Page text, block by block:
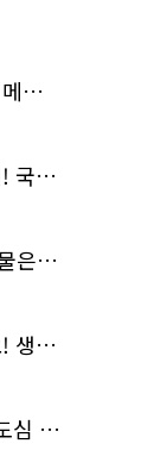
주황색 리본 따라 한강부터 메타세쿼이아 숲길까지…서울둘레길 15코스
폭염 속 피어난 진분홍 물결! 국립중앙박물관 배롱나무 명소
나의 마음을 사로잡은 건축물은? '서울시 건축상' 수상작 공개!
더울 땐 잠시 쉬었다 가세요! 생수 냉장고부터 해피소·무더위쉼터까지
여름방학 어디 갈까? 서울 도심 무료 실내 여행 코스 추천